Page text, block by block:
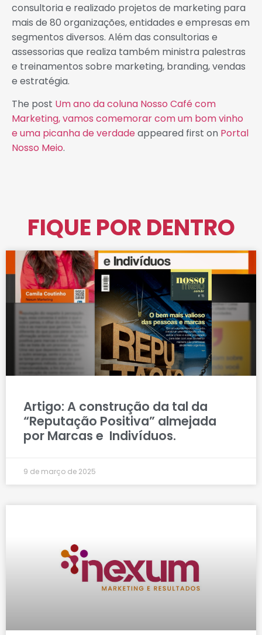
consultoria e realizado projetos de marketing para
mais de 80 organizações, entidades e empresas em
segmentos diversos. Além das consultorias e
assessorias que realiza também ministra palestras
e treinamentos sobre marketing, branding, vendas
e estratégia.
The post Um ano da coluna Nosso Café com
Marketing, vamos comemorar com um bom vinho
e uma picanha de verdadeappeared first on Portal
Nosso Meio.
FIQUE POR DENTRO
Artigo: A construção da tal da
“Reputação Positiva” almejada
por Marcas e Indivíduos.
9 de março de 2025